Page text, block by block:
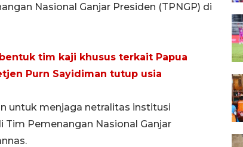
Nasional Ganjar Presiden (TPNGP) di
tim kaji khusus terkait Papua
Purn Sayidiman tutup usia
untuk menjaga netralitas institusi
Tim Pemenangan Nasional Ganjar